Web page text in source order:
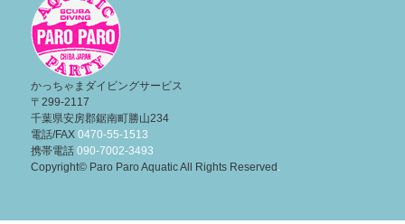
かっちゃまダイビングサービス
〒299-2117
千葉県安房郡鋸南町勝山234
電話/FAX0470-55-1513
携帯電話090-7002-3493
Copyright© Paro Paro Aquatic All Rights Reserved .